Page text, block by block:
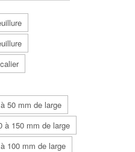
50 mm de large
à 150 mm de large
100 mm de large